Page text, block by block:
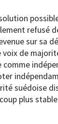
refusé
sur sa
voix de
comme
suédoise
plus